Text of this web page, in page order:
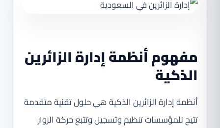
مفهوم أنظمة إدارة الزائرين
الذكية
أنظمة إدارة الزائرين الذكية هي حلول تقنية متقدمة
تتيح للمؤسسات تنظيم وتسجيل وتتبع حركة الزوار